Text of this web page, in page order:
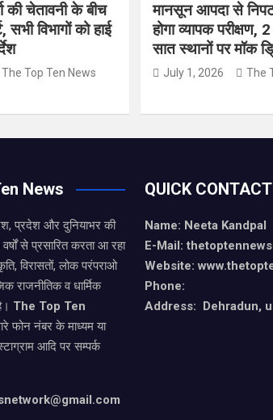
की चेतावनी के बीच
विभागों को हाई
The Top Ten News
मानसून आपदा से
होगा व्यापक
सात स्थानों पर मॉक
July 1, 2026 The
News
प्रदेश और दुनियाभर की
से प्रसारित करता आ रहा
विरासतों, लोक परंपराओ
राजनीतिक व धार्मिक
The Top Ten
फोन नंबर के माध्यम या
आदि पर सम्पर्क
QUICK CONTACT
Name: Neeta Kandpal
E-Mail:
Website:
Phone:
Address: Dehradun,